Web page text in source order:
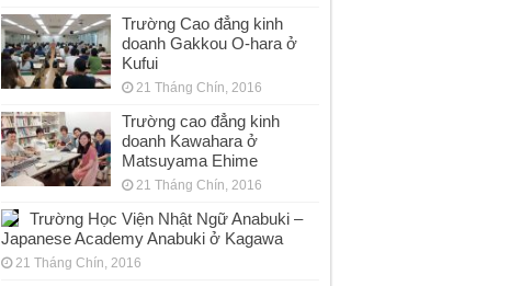
Trường Cao đẳng kinh
doanh Gakkou O-hara ở
Kufui
21 Tháng Chín, 2016
Trường cao đẳng kinh
doanh Kawahara ở
Matsuyama Ehime
21 Tháng Chín, 2016
Trường Học Viện Nhật Ngữ Anabuki –
Japanese Academy Anabuki ở Kagawa
21 Tháng Chín, 2016